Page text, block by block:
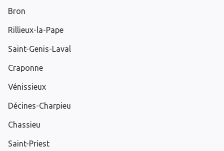
Bron
Rillieux-la-Pape
Saint-Genis-Laval
Craponne
Vénissieux
Décines-Charpieu
Chassieu
Saint-Priest